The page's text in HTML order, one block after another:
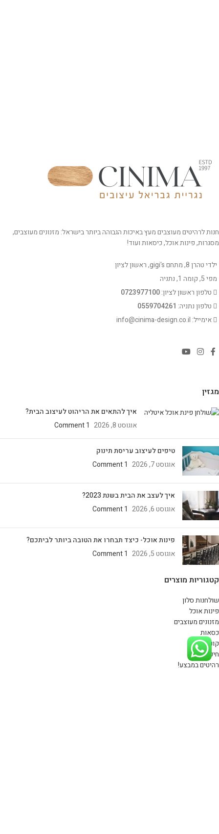
חנות לרהיטים מעוצבים מעץ באיכות הגבוהה ביותר בישראל: מזנונים מעוצבים,
מסגרות, פינות אוכל, כיסאות ועוד!
ילדי טהרן 8, מתחם gigi's, ראשון לציון
מפי 5, קומה 1, נתניה
טלפון ראשון לציון:0723977100
טלפון נתניה: 0559704261
אימייל: info@cinima-design.co.il
מגזין
איך להתאים את הריהוט לעיצוב הבית?
אוגוסט 8, 2026
1 Comment
טיפים לעיצוב עריסת תינוק
אוגוסט 7, 2026
1 Comment
איך לעצב את הבית בשנת 2023?
אוגוסט 6, 2026
1 Comment
פינות אוכל- כיצד תבחרו את הטובה ביותר לביתכם?
אוגוסט 5, 2026
1 Comment
קטגוריות מוצרים
שולחנות סלון
פינות אוכל
מזנונים מעוצבים
כסאות
קונסולות
חיפוי קיר
רהיטים במבצע!